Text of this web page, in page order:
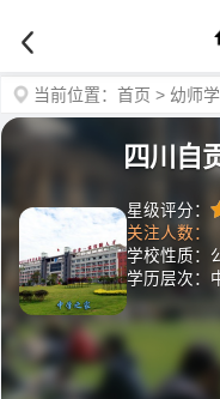
当前位置： 首页 > 幼师
四川自
星级评分：
关注人数：
学校性质：
学历层次：